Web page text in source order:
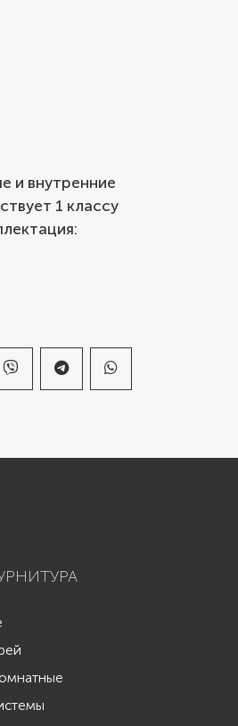
и внутренние
1 классу